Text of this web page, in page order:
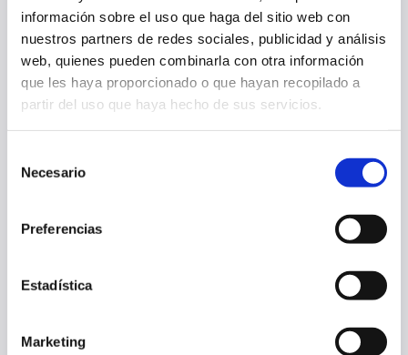
información sobre el uso que haga del sitio web con
nuestros partners de redes sociales, publicidad y análisis
web, quienes pueden combinarla con otra información
que les haya proporcionado o que hayan recopilado a
partir del uso que haya hecho de sus servicios.
Necesario
Preferencias
Estadística
Marketing
OSASUNA COMPLETA LA ÚLTIMA SESIÓN ANTES DE MEDIRSE AL
AL-AIN
PRIMER EQUIPO 07 ago. 2026